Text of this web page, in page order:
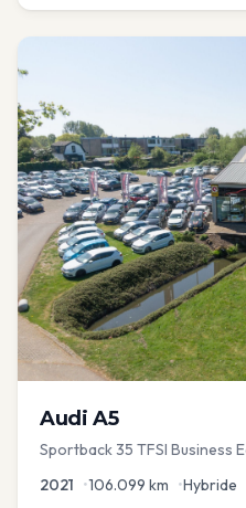
Audi A5
Sportback 35 TFSI Business
2021 •106.099 km •Hybride